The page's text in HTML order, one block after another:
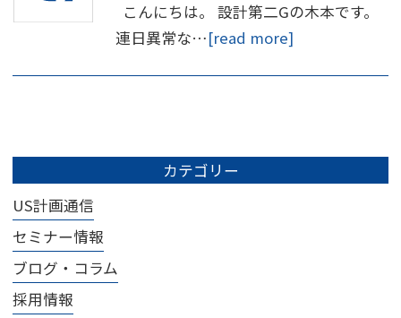
こんにちは。 設計第二Gの木本です。
連日異常な…[read more]
カテゴリー
US計画通信
セミナー情報
ブログ・コラム
採用情報